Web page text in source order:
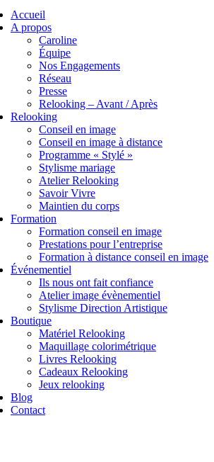
Accueil
A propos
Caroline
Équipe
Nos Engagements
Réseau
Presse
Relooking – Avant / Après
Relooking
Conseil en image
Conseil en image à distance
Programme « Stylé »
Stylisme mariage
Atelier Relooking
Savoir Vivre
Maintien du corps
Formation
Formation conseil en image
Prestations pour l’entreprise
Formation à distance conseil en image
Événementiel
Ils nous ont fait confiance
Atelier image évènementiel
Stylisme Direction Artistique
Boutique
Matériel Relooking
Maquillage colorimétrique
Livres Relooking
Cadeaux Relooking
Jeux relooking
Blog
Contact